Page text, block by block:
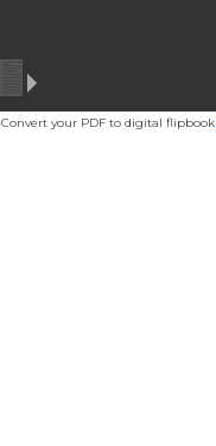
Convert your PDF to digital flipbook